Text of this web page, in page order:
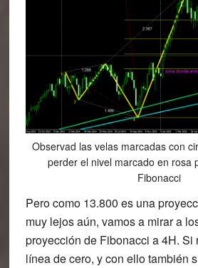
Observad las velas marcadas con
perder el nivel marcado en rosa
Fibonacci
Pero como 13.800 es una
muy lejos aún, vamos a mirar a
proyección de Fibonacci a 4H. Si
línea de cero, y con ello también